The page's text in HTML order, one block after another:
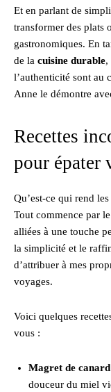
Et en parlant de
transformer des plats
gastronomiques. En
de la cuisine durable,
l’authenticité sont au
Anne le démontre
Recettes
pour épater
Qu’est-ce qui rend
Tout commence par
alliées à une touche
la simplicité et le
d’attribuer à mes
voyages.
Voici quelques
vous :
Magret de
douceur du miel